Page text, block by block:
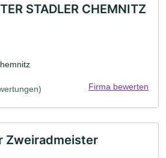
STADLER CHEMNITZ
Firma bewerten
Zweiradmeister